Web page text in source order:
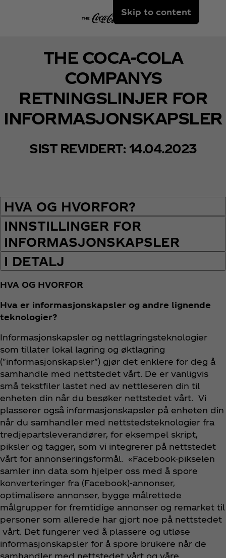
Skip to content
THE COCA‑COLA
COMPANYS
RETNINGSLINJER FOR
INFORMASJONSKAPSLER
SIST REVIDERT: 14.04.2023
HVA OG HVORFOR?
INNSTILLINGER FOR
INFORMASJONSKAPSLER
I DETALJ
HVA OG HVORFOR
Hva er informasjonskapsler og andre lignende
teknologier?
Informasjonskapsler og nettlagringsteknologier
som tillater lokal lagring og øktlagring
("informasjonskapsler") gjør det enklere for deg å
samhandle med nettstedet vårt. De er vanligvis
små tekstfiler lastet ned av nettleseren din til
enheten din når du besøker nettstedet vårt. Vi
plasserer også informasjonskapsler på enheten din
når du samhandler med nettstedsteknologier fra
tredjepartsleverandører, for eksempel skript,
piksler og tagger, som vi integrerer på nettstedet
vårt for annonseringsformål. «Facebook-pikselen
samler inn data som hjelper oss med å spore
konverteringer fra (Facebook)-annonser,
optimalisere annonser, bygge målrettede
målgrupper for fremtidige annonser og remarket til
personer som allerede har gjort noe på nettstedet
vårt. Det fungerer ved å plassere og utløse
informasjonskapsler for å spore brukere når de
samhandler med nettstedet vårt og våre